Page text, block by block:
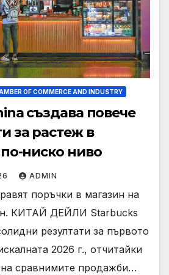
OF COMMERCE AND INDUSTRY
създава повече
за растеж в
ниско ниво
ADMIN
поръчки в магазин на
КИТАЙ ДЕЙЛИ Starbucks
резултати за първото
2026 г., отчитайки
сравнимите продажби…